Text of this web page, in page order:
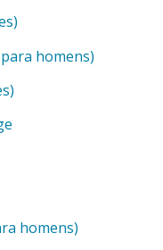
homens)
homens)